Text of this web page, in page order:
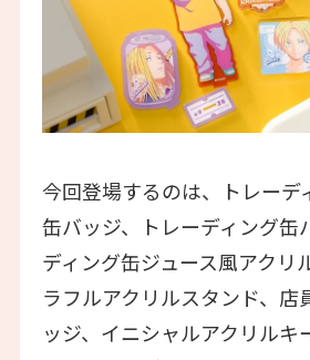
今回登場するのは、トレーデ
缶バッジ、トレーディング缶
ディング缶ジュース風アクリ
ラフルアクリルスタンド、店
ッジ、イニシャルアクリルキ